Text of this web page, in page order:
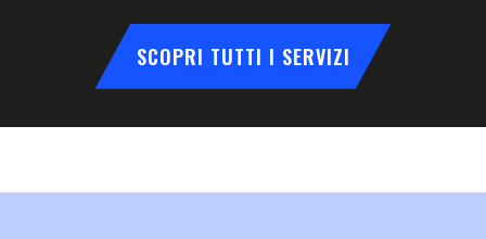
SCOPRI TUTTI I SERVIZI